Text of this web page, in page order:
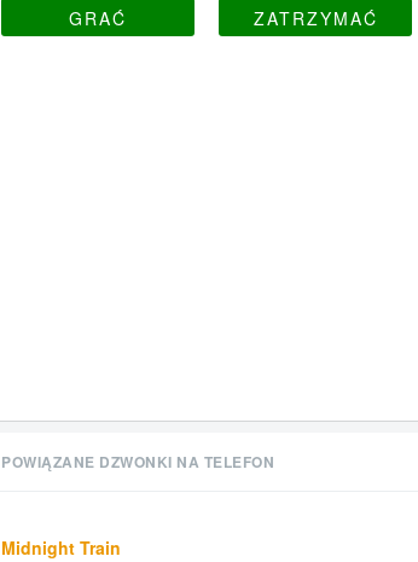
GRAĆ ZATRZYMAĆ
POWIĄZANE DZWONKI NA TELEFON
Midnight Train